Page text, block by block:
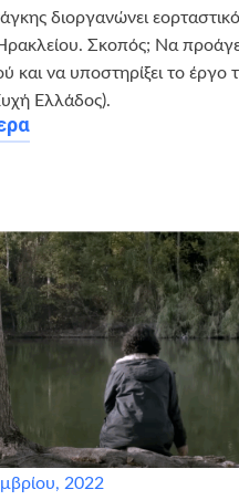
διοργανώνει
Σκοπός; Να
και να υποστηρίξει το
Ελλάδος).
2022